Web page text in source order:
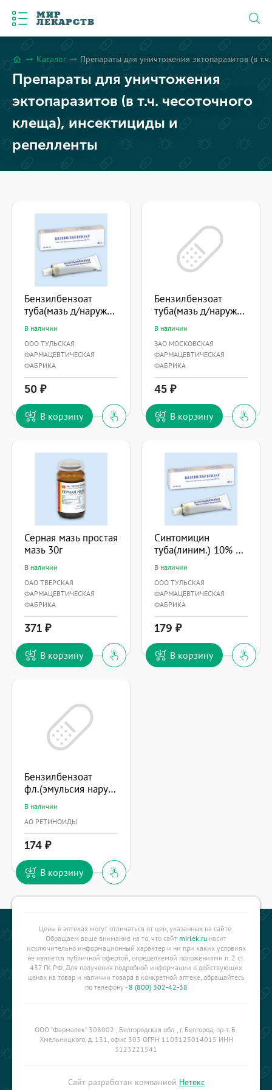
МИР
ЛЕКАРСТВ
home arrow_right_alt Каталог arrow_right_alt Препараты для уничтожения эктопаразитов (в
Препараты для уничтожения
эктопаразитов (в т.ч. чесоточного
клеща), инсектициды и
репелленты
Бензилбензоат
туба(мазь д/наружн. прим.) 20% 25г №1
В наличии
ООО ТУЛЬСКАЯ
ФАРМАЦЕВТИЧЕСКАЯ
ФАБРИКА
50
В корзину
Бензилбензоат
туба(мазь д/наружн. прим.) 20% 25г №1
В наличии
ЗАО МОСКОВСКАЯ
ФАРМАЦЕВТИЧЕСКАЯ
ФАБРИКА
45
В корзину
Серная мазь простая
мазь 30г
В наличии
ОАО ТВЕРСКАЯ
ФАРМАЦЕВТИЧЕСКАЯ
ФАБРИКА
371
В корзину
Синтомицин
туба(линим.) 10% 25г №1
В наличии
ООО ТУЛЬСКАЯ
ФАРМАЦЕВТИЧЕСКАЯ
ФАБРИКА
179
В корзину
Бензилбензоат
фл.(эмульсия наружн.) 20% 200г
В наличии
АО РЕТИНОИДЫ
174
В корзину
Цены в аптеках могут отличаться от цен, указанных на сайте.
Обращаем ваше внимание на то, что сайт mirlek.ru носит
исключительно информационный характер и ни при каких условиях
не является публичной офертой, определяемой положениями п. 2 ст.
437 ГК РФ. Для получения подробной информации о действующих
ценах на товар и наличии товара в конкретной аптеке, обращайтесь
по телефону -8 (800) 302-42-38
ООО "Фармалек" 308002 , Белгородская обл., г. Белгород, пр-т. Б.
Хмельницкого, д. 131, офис 303 ОГРН 1103123014015 ИНН
3123221541
Сайт разработан компанией Нетекс